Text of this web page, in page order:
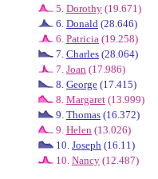
5. Dorothy (19.671)
6. Donald (28.646)
6. Patricia (19.258)
7. Charles (28.064)
7. Joan (17.986)
8. George (17.415)
8. Margaret (13.999)
9. Thomas (16.372)
9. Helen (13.026)
10. Joseph (16.11)
10. Nancy (12.487)